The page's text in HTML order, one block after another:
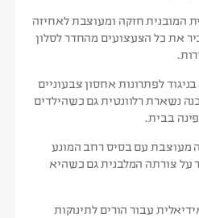
המובנית חזקה ומעוצבת לאחיזה
את כל הצעצועים מהחדר לסלון
בניגוד לפתרונות אחסון צבעוניים
נשארת רלוונטית גם כשהילדים
בבית.
מעוצבת עם בסיס רחב המונע
על צורתה המלבנית גם כשהיא
עבור הורים לתינוקות